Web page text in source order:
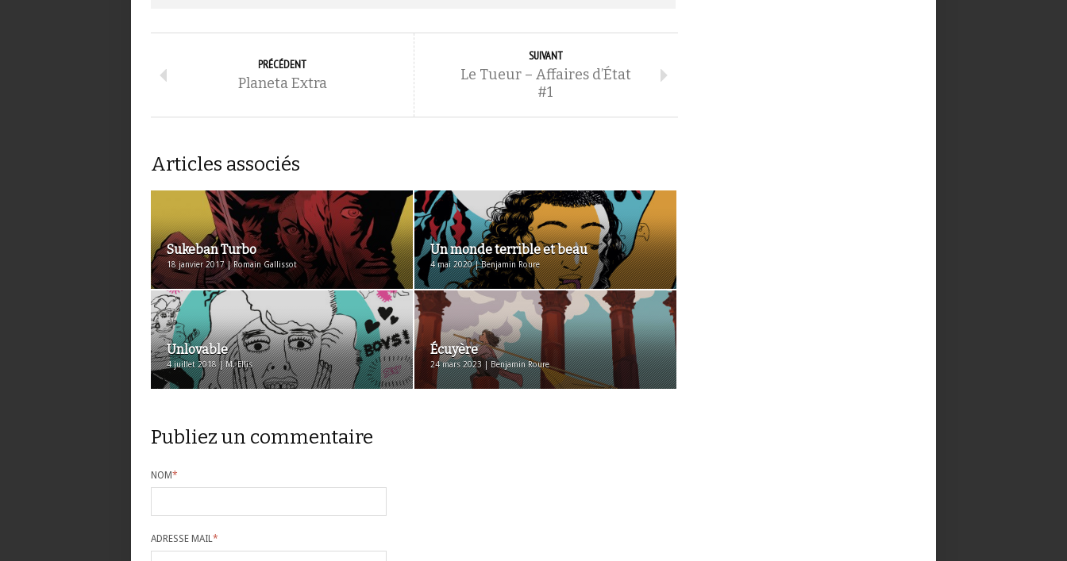
PRÉCÉDENT
Planeta Extra
SUIVANT
Le Tueur – Affaires d’État
#1
Articles associés
Sukeban Turbo
18 janvier 2017 | Romain Gallissot
Un monde terrible et beau
4 mai 2020 | Benjamin Roure
Unlovable
4 juillet 2018 | M. Ellis
Écuyère
24 mars 2023 | Benjamin Roure
Publiez un commentaire
NOM*
ADRESSE MAIL*